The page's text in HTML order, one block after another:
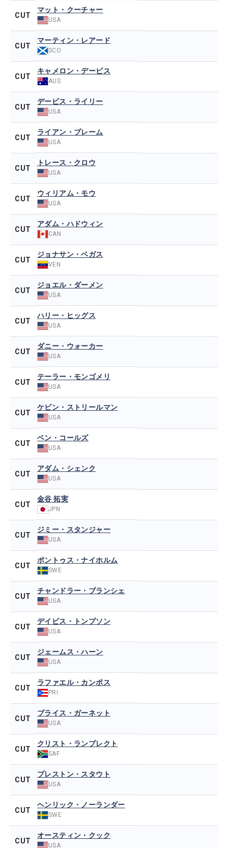
CUT
マット・クーチャー
USA
CUT
マーティン・レアード
SCO
CUT
キャメロン・デービス
AUS
CUT
デービス・ライリー
USA
CUT
ライアン・ブレーム
USA
CUT
トレース・クロウ
USA
CUT
ウィリアム・モウ
USA
CUT
アダム・ハドウィン
CAN
CUT
ジョナサン・ベガス
VEN
CUT
ジョエル・ダーメン
USA
CUT
ハリー・ヒッグス
USA
CUT
ダニー・ウォーカー
USA
CUT
テーラー・モンゴメリ
USA
CUT
ケビン・ストリールマン
USA
CUT
ベン・コールズ
USA
CUT
アダム・シェンク
USA
CUT
金谷 拓実
JPN
CUT
ジミー・スタンジャー
USA
CUT
ポントゥス・ナイホルム
SWE
CUT
チャンドラー・ブランシェ
USA
CUT
デイビス・トンプソン
USA
CUT
ジェームス・ハーン
USA
CUT
ラファエル・カンポス
PRI
CUT
ブライス・ガーネット
USA
CUT
クリスト・ランプレクト
SAF
CUT
プレストン・スタウト
USA
CUT
ヘンリック・ノーランダー
SWE
CUT
オースティン・クック
USA